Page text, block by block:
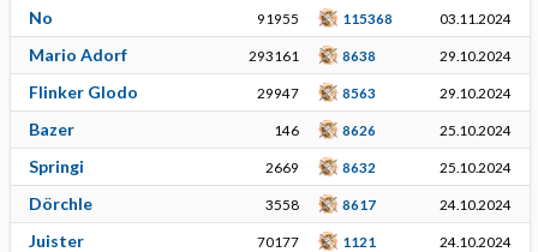
No 91955 115368 03.11.2024
Mario Adorf 293161 8638 29.10.2024
Flinker Glodo 29947 8563 29.10.2024
Bazer 146 8626 25.10.2024
Springi 2669 8632 25.10.2024
Dörchle 3558 8617 24.10.2024
Juister 70177 1121 24.10.2024